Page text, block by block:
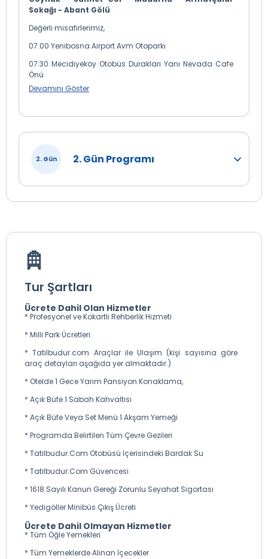
Sokağı - Abant Gölü
Değerli misafirlerimiz,
07:00 Yenibosna Airport Avm Otoparkı
07:30 Mecidiyeköy Otobüs Durakları Yanı Nevada Cafe
Önü
08:00 Kadıköy Evlendirme Dairesi Otopark Önü
İstikameti)
08:25 Pendik Köprüsü ( Ankara İstikameti )
08:30 Çayırova Mc Donalds Önü
08:35 Gebze Center Önü ( Lukoil Petrol İstasyonu Girişi )
yerleştiği, Fatih Sultan Mehmet’in hocası olan ve
Pasteur’dan 400 sene önce mikrobu ilk bulan
Akşemsettin’in memleketi Göynük’e hareket ediyoruz.
Şehirde Akşemsettin Türbesini, Romalılar döneminden
beri kullanılan hamamını ve 1923–24 yılları arasında
İstiklal zaferimizin anısına yapılmış, 1960’ta tekrardan
restore edilmiş Zafer Kulesini aşağıdan fotoğraflama
rakımdaki Sünnet Göl’e doğru devam ediyoruz. Sünnet
Göl’de yürüyüş ve serbest zaman sonrası Osmanlı
döneminden kalma eserleri kadar tavuk çiftlikleriyle de
nam salmış olan Mudurnu’ya varıyoruz. Osmanlının ilk
dönem eserlerinden olan Yıldırım Beyazıt Camii ve
Rumlardan etkilenerek yapılan Armutçular Konağı’nı
dışardan görüyoruz. Mudurnu’daki gezimizi bakırcılar
ve eski çarşıları gezerek tamamlıyoruz. Bolu Dağı’nın
eteklerinde bulunan Abant Gölü’ne doğru yola çıkıyoruz.
fayton veya atla gezinti yapabilirler. Abant gezisi
sonrası otelimize yerleşiyoruz. Akşam yemeği ve
konaklama otelimizde.
Sabah Kahvaltısı: Yoldaki Dinlenme Tesislerinde Ekstra
Olarak Alınacaktır.
Öğle Yemeği: Göynük Osmanlı Restaurantta Set Menü
(Ekstra)
Devamını Göster
2. Gün 2. Gün Programı
Tur Şartları
Ücrete Dahil Olan Hizmetler
* Profesyonel ve Kokartlı Rehberlik Hizmeti
* Milli Park Ücretleri
* Tatilbudur.com Araçlar ile Ulaşım (kişi sayısına göre
araç detayları aşağıda yer almaktadır.)
* Otelde 1 Gece Yarım Pansiyon Konaklama,
* Açık Büfe 1 Sabah Kahvaltısı
* Açık Büfe Veya Set Menü 1 Akşam Yemeği
* Programda Belirtilen Tüm Çevre Gezileri
* Tatilbudur.Com Otobüsü İçerisindeki Bardak Su
* Tatilbudur.Com Güvencesi
* 1618 Sayılı Kanun Gereği Zorunlu Seyahat Sigortası
* Yedigöller Minibüs Çıkış Ücreti
Ücrete Dahil Olmayan Hizmetler
* Tüm Öğle Yemekleri
* Tüm Yemeklerde Alınan İçecekler